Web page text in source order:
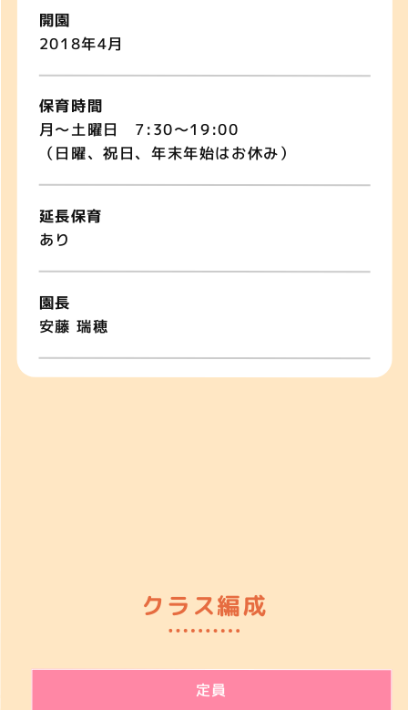
開園
2018年4月
保育時間
月〜土曜日 7:30〜19:00
（日曜、祝日、年末年始はお休み）
延長保育
あり
園長
安藤 瑞穂
クラス編成
定員